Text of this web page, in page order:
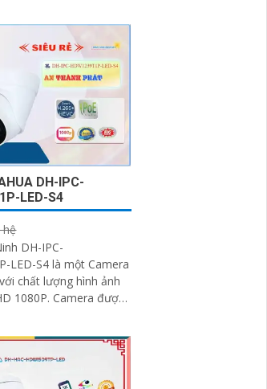
DH-IPC-
LED-S4
hệ
DH-IPC-
LED-S4 là một Camera
chất lượng hình ảnh
Camera được